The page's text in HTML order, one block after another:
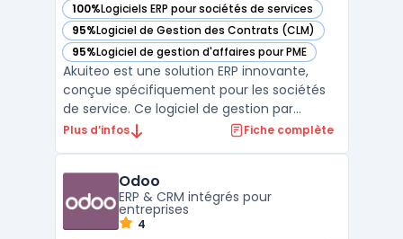
100%Logiciels ERP pour sociétés de services
— voir Akuiteo dans cette catégorie
95%Logiciel de Gestion des Contrats (CLM)
— voir Akuiteo dans cette catégorie
95%Logiciel de gestion d'affaires pour PME
— voir Akuiteo dans cette catégorie
Akuiteo est une solution ERP innovante,
conçue spécifiquement pour les sociétés
de service. Ce logiciel de gestion par
affaires offre une plateforme complète
entreprises gérant des projets ou des
affaires, Akuiteo facilite la plan ...
Plus d’infos Fiche complète
Odoo
ERP & CRM intégrés pour
entreprises
4